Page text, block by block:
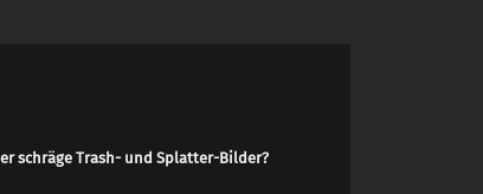
schräge Trash- und Splatter-Bilder?